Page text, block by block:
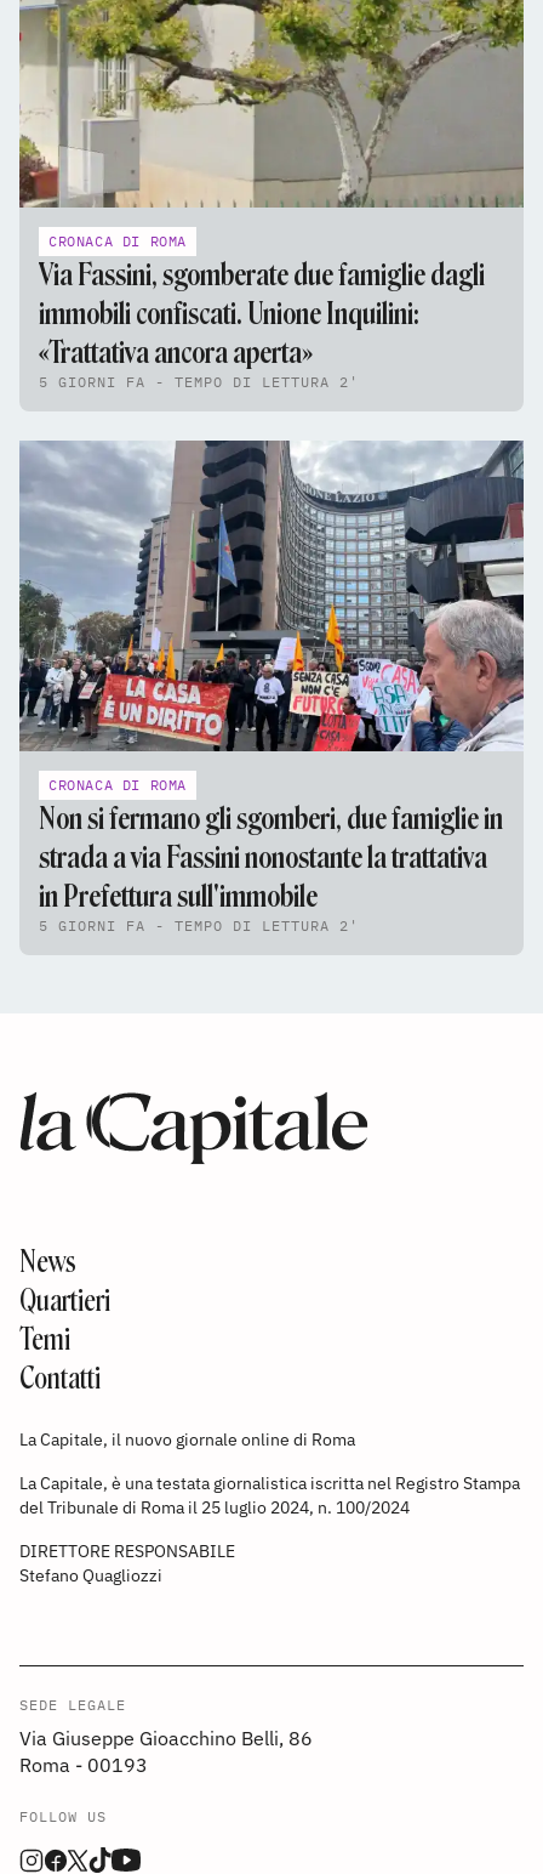
CRONACA DI ROMA
Via Fassini, sgomberate due famiglie dagli
immobili confiscati. Unione Inquilini:
«Trattativa ancora aperta»
5 GIORNI FA - TEMPO DI LETTURA 2'
CRONACA DI ROMA
Non si fermano gli sgomberi, due famiglie in
strada a via Fassini nonostante la trattativa
in Prefettura sull'immobile
5 GIORNI FA - TEMPO DI LETTURA 2'
News
Quartieri
Temi
Contatti
La Capitale, il nuovo giornale online di Roma
La Capitale, è una testata giornalistica iscritta nel Registro Stampa
del Tribunale di Roma il 25 luglio 2024, n. 100/2024
DIRETTORE RESPONSABILE
Stefano Quagliozzi
SEDE LEGALE
Via Giuseppe Gioacchino Belli, 86
Roma - 00193
FOLLOW US